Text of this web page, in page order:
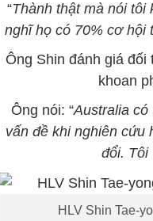
“Thành thật mà nói tôi
nghĩ họ có 70% cơ hội
Ông Shin đánh giá
khoan
Ông nói: “Australia có
vấn đề khi nghiên cứu
đổi. Tôi
HLV Shin Tae-